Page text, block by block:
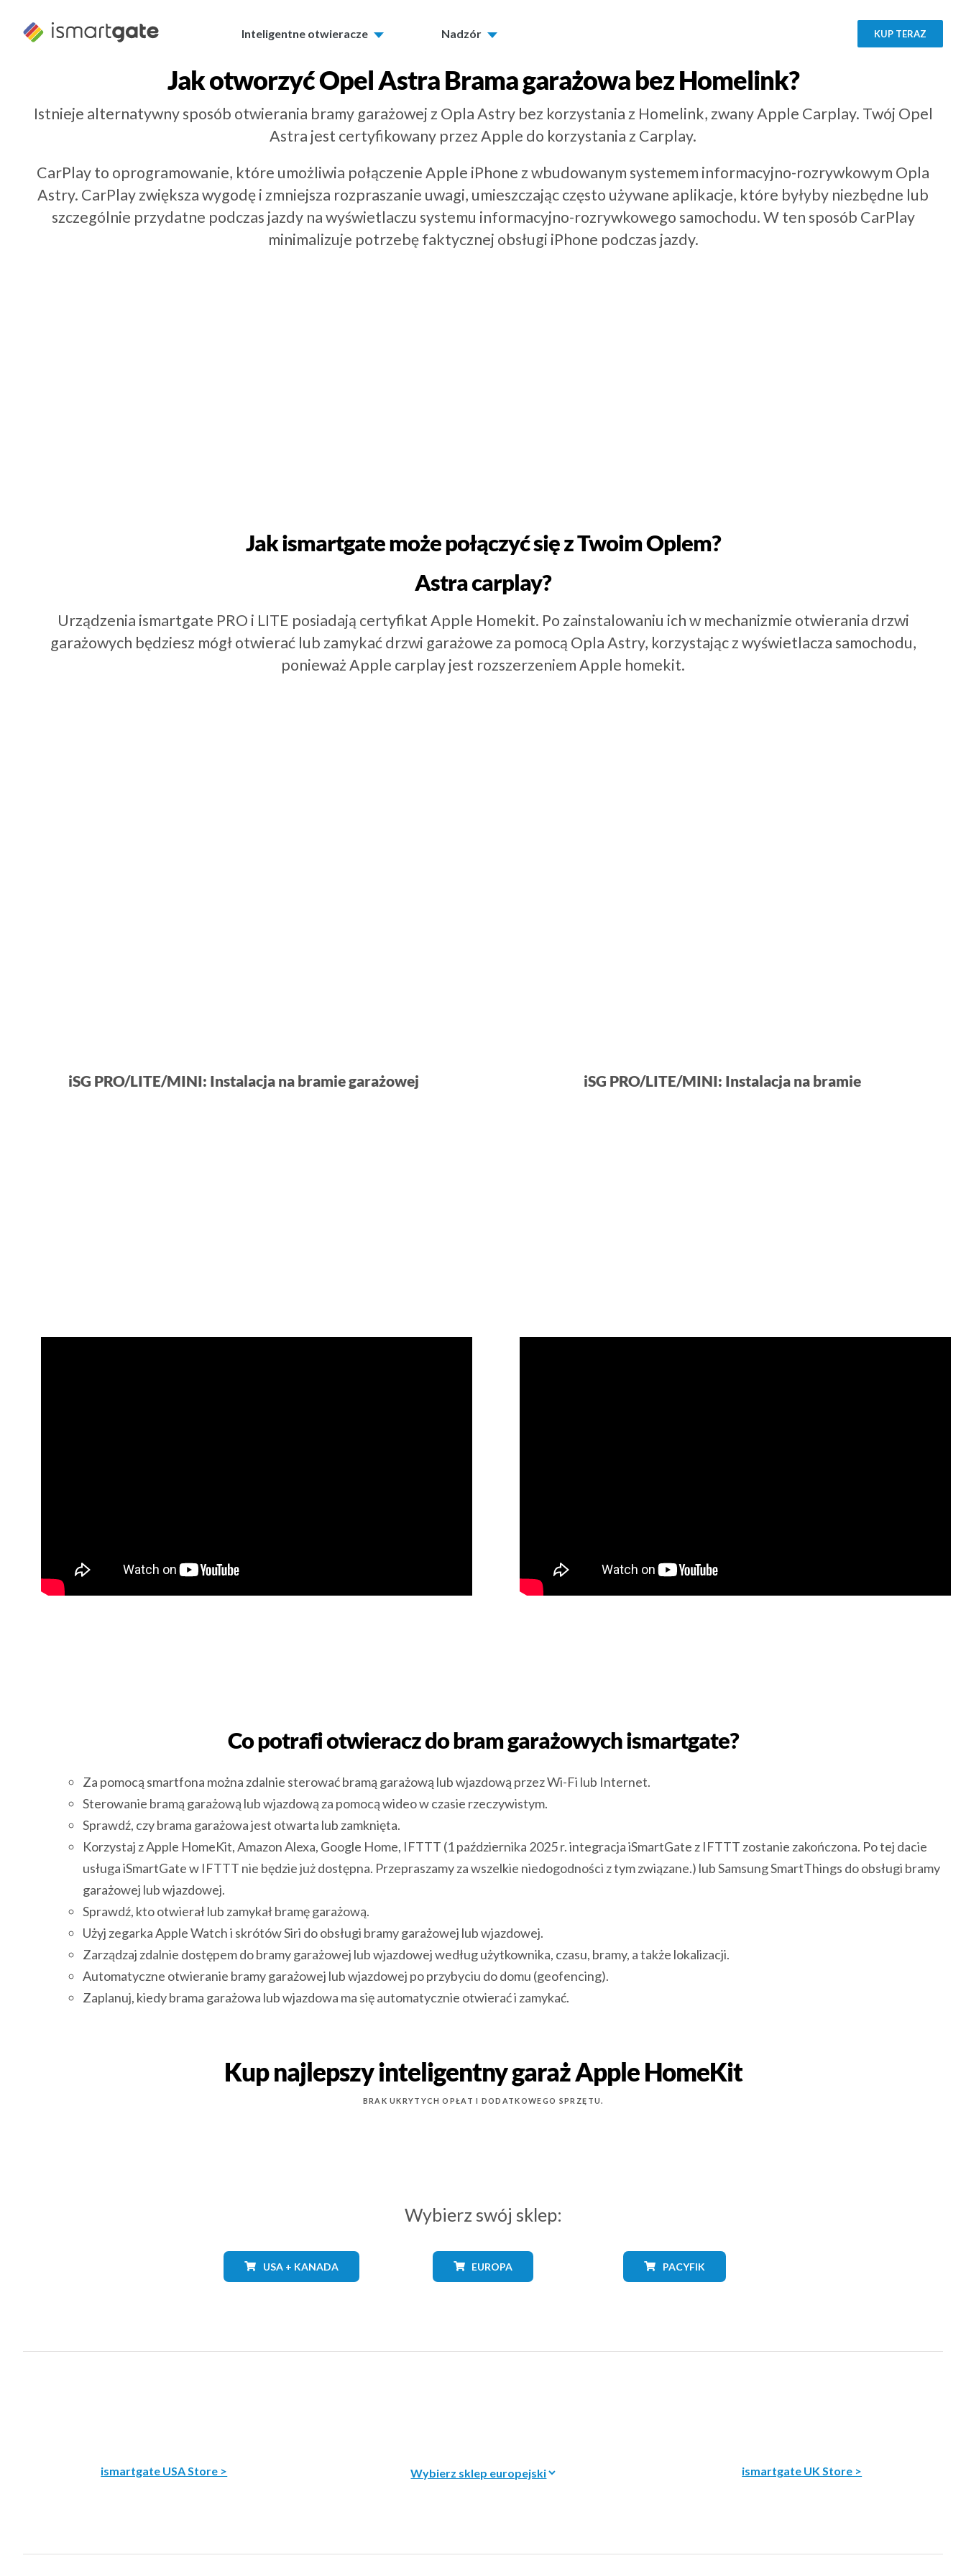
treści
Inteligentne otwieracze Nadzór KUP TERAZ
Jak otworzyćOpel AstraBrama garażowa bez Homelink?
Istnieje alternatywny sposób otwierania bramy garażowej z Opla Astry bez korzystania z Homelink, zwany Apple Carplay. Twój Opel
Astra jest certyfikowany przez Apple do korzystania z Carplay.
CarPlay to oprogramowanie, które umożliwia połączenie Apple iPhone z wbudowanym systemem informacyjno-rozrywkowym Opla
Astry. CarPlay zwiększa wygodę i zmniejsza rozpraszanie uwagi, umieszczając często używane aplikacje, które byłyby niezbędne lub
szczególnie przydatne podczas jazdy na wyświetlaczu systemu informacyjno-rozrywkowego samochodu. W ten sposób CarPlay
minimalizuje potrzebę faktycznej obsługi iPhone podczas jazdy.
Jak ismartgate może połączyć się z Twoim Oplem?
Astra carplay?
Urządzenia ismartgate PRO i LITE posiadają certyfikat Apple Homekit. Po zainstalowaniu ich w mechanizmie otwierania drzwi
garażowych będziesz mógł otwierać lub zamykać drzwi garażowe za pomocą Opla Astry, korzystając z wyświetlacza samochodu,
ponieważ Apple carplay jest rozszerzeniem Apple homekit.
iSG PRO/LITE/MINI: Instalacja na bramie garażowej iSG PRO/LITE/MINI: Instalacja na bramie
Co potrafi otwieracz do bram garażowych ismartgate?
Za pomocą smartfona można zdalnie sterować bramą garażową lub wjazdową przez Wi-Fi lub Internet.
Sterowanie bramą garażową lub wjazdową za pomocą wideo w czasie rzeczywistym.
Sprawdź, czy brama garażowa jest otwarta lub zamknięta.
Korzystaj z Apple HomeKit, Amazon Alexa, Google Home, IFTTT (1 października 2025 r. integracja iSmartGate z IFTTT zostanie zakończona. Po tej dacie
usługa iSmartGate w IFTTT nie będzie już dostępna. Przepraszamy za wszelkie niedogodności z tym związane.) lub Samsung SmartThings do obsługi bramy
garażowej lub wjazdowej.
Sprawdź, kto otwierał lub zamykał bramę garażową.
Użyj zegarka Apple Watch i skrótów Siri do obsługi bramy garażowej lub wjazdowej.
Zarządzaj zdalnie dostępem do bramy garażowej lub wjazdowej według użytkownika, czasu, bramy, a także lokalizacji.
Automatyczne otwieranie bramy garażowej lub wjazdowej po przybyciu do domu (geofencing).
Zaplanuj, kiedy brama garażowa lub wjazdowa ma się automatycznie otwierać i zamykać.
Kup najlepszy inteligentny garaż Apple HomeKit
BRAK UKRYTYCH OPŁAT I DODATKOWEGO SPRZĘTU.
Wybierz swój sklep:
USA + KANADA EUROPA PACYFIK
ismartgate USA Store > ismartgate UK Store >